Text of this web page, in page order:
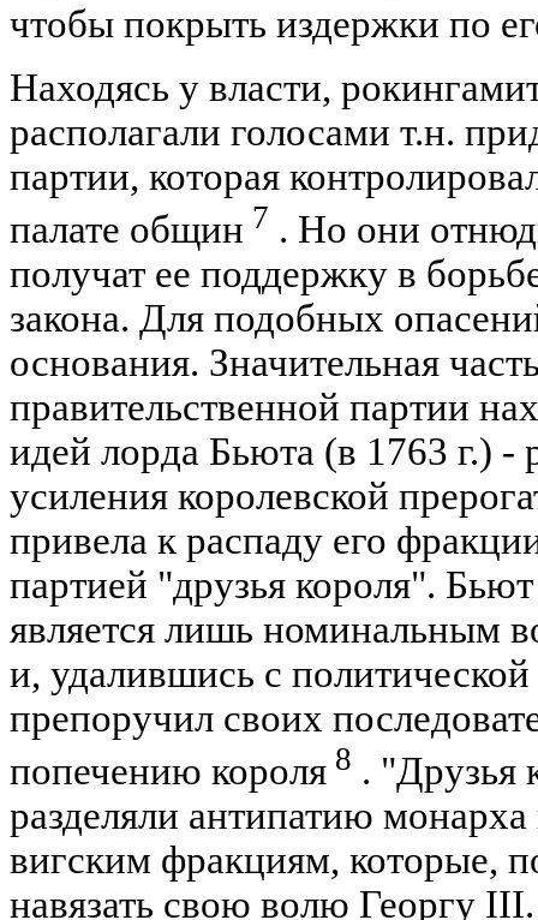
чтобы покрыть издержки по
Находясь у власти,
располагали голосами т.н.
партии, которая
палате общин 7 . Но они
получат ее поддержку в
закона. Для подобных
основания. Значительная
правительственной партии
идей лорда Бьюта (в 1763 г.) -
усиления королевской
привела к распаду его
партией "друзья короля".
является лишь номинальным
и, удалившись с
препоручил своих
попечению короля 8 . "Друзья
разделяли антипатию
вигским фракциям, которые,
навязать свою волю Георгу III.